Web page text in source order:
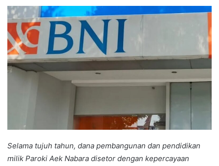
email
Selama tujuh tahun, dana pembangunan dan pendidikan
milik Paroki Aek Nabara disetor dengan kepercayaan